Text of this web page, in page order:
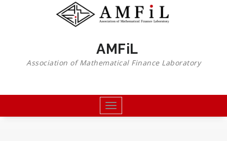
AMFiL
Association of Mathematical Finance Laboratory
Toggle
navigation